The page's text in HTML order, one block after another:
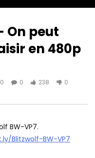
Watch Later
Express ❤️
0
424 0
On peut
en 480p
0 238 0
BW-VP7.
Blitzwolf-BW-VP7